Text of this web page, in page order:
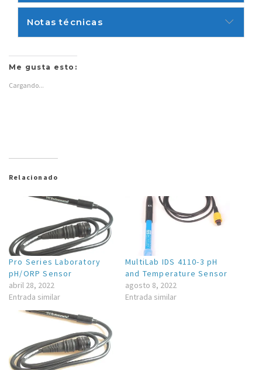
Notas técnicas
Me gusta esto:
Cargando...
Relacionado
Pro Series Laboratory
pH/ORP Sensor
abril 28, 2022
Entrada similar
MultiLab IDS 4110-3 pH
and Temperature Sensor
agosto 8, 2022
Entrada similar